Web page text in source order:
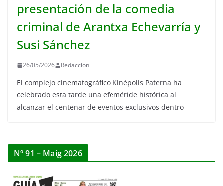
presentación de la comedia
criminal de Arantxa Echevarría y
Susi Sánchez
26/05/2026 Redaccion
El complejo cinematográfico Kinépolis Paterna ha
celebrado esta tarde una efeméride histórica al
alcanzar el centenar de eventos exclusivos dentro
Nº 91 – Maig 2026